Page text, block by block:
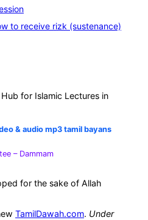
to receive rizk (sustenance)
Hub for Islamic Lectures in
& audio mp3 tamil bayans
– Dammam
for the sake of Allah
TamilDawah.com. Under